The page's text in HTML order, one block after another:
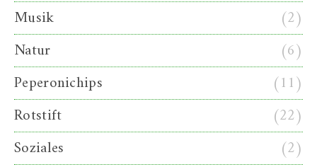
Musik
(2)
Natur
(6)
Peperonichips
(11)
Rotstift
(22)
Soziales
(2)